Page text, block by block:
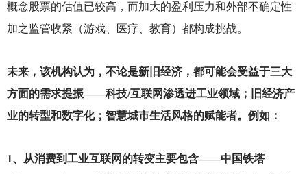
概念股票的估值已较高，而加大的盈利压力和外部不确定性
加之监管收紧（游戏、医疗、教育）都构成挑战。
未来，该机构认为，不论是新旧经济，都可能会受益于三大
方面的需求提振——科技/互联网渗透进工业领域；旧经济产
业的转型和数字化；智慧城市生活风格的赋能者。例如：
1、从消费到工业互联网的转变主要包含——中国铁塔